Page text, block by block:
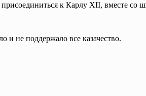
к Карлу XII, вместе со
и не поддержало все казачество.